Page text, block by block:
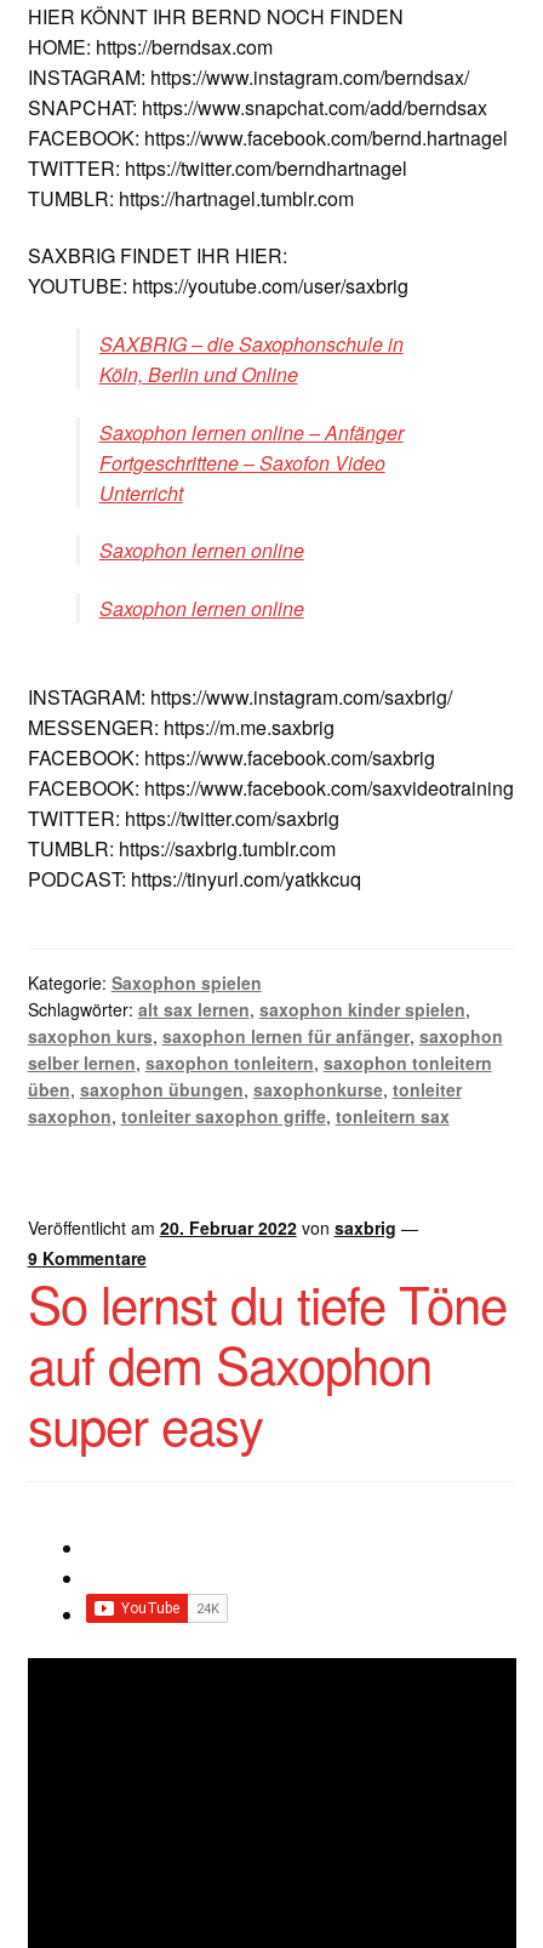
HIER KÖNNT IHR BERND NOCH FINDEN
HOME: https://berndsax.com
INSTAGRAM: https://www.instagram.com/berndsax/
SNAPCHAT: https://www.snapchat.com/add/berndsax
FACEBOOK: https://www.facebook.com/bernd.hartnagel
TWITTER: https://twitter.com/berndhartnagel
TUMBLR: https://hartnagel.tumblr.com
SAXBRIG FINDET IHR HIER:
YOUTUBE: https://youtube.com/user/saxbrig
SAXBRIG – die Saxophonschule in
Köln, Berlin und Online
Saxophon lernen online – Anfänger
Fortgeschrittene – Saxofon Video
Unterricht
Saxophon lernen online
Saxophon lernen online
INSTAGRAM: https://www.instagram.com/saxbrig/
MESSENGER: https://m.me.saxbrig
FACEBOOK: https://www.facebook.com/saxbrig
FACEBOOK: https://www.facebook.com/saxvideotraining
TWITTER: https://twitter.com/saxbrig
TUMBLR: https://saxbrig.tumblr.com
PODCAST: https://tinyurl.com/yatkkcuq
Kategorie: Saxophon spielen
Schlagwörter: alt sax lernen, saxophon kinder spielen,
saxophon kurs, saxophon lernen für anfänger, saxophon
selber lernen, saxophon tonleitern, saxophon tonleitern
üben, saxophon übungen, saxophonkurse, tonleiter
saxophon, tonleiter saxophon griffe, tonleitern sax
Veröffentlicht am 20. Februar 2022 von saxbrig —
9 Kommentare
So lernst du tiefe Töne
auf dem Saxophon
super easy